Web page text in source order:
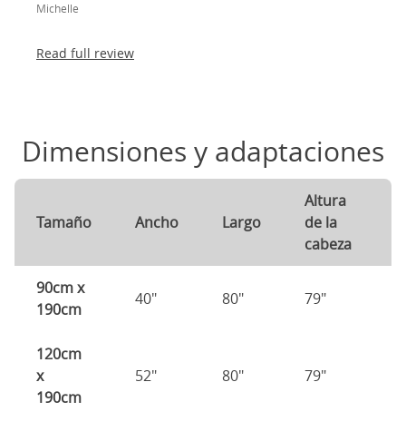
Michelle
Read full review
Dimensiones y adaptaciones
Tamaño Ancho Largo
Altura
de la
cabeza
90cm x
190cm
40" 80" 79"
120cm
x
190cm
52" 80" 79"